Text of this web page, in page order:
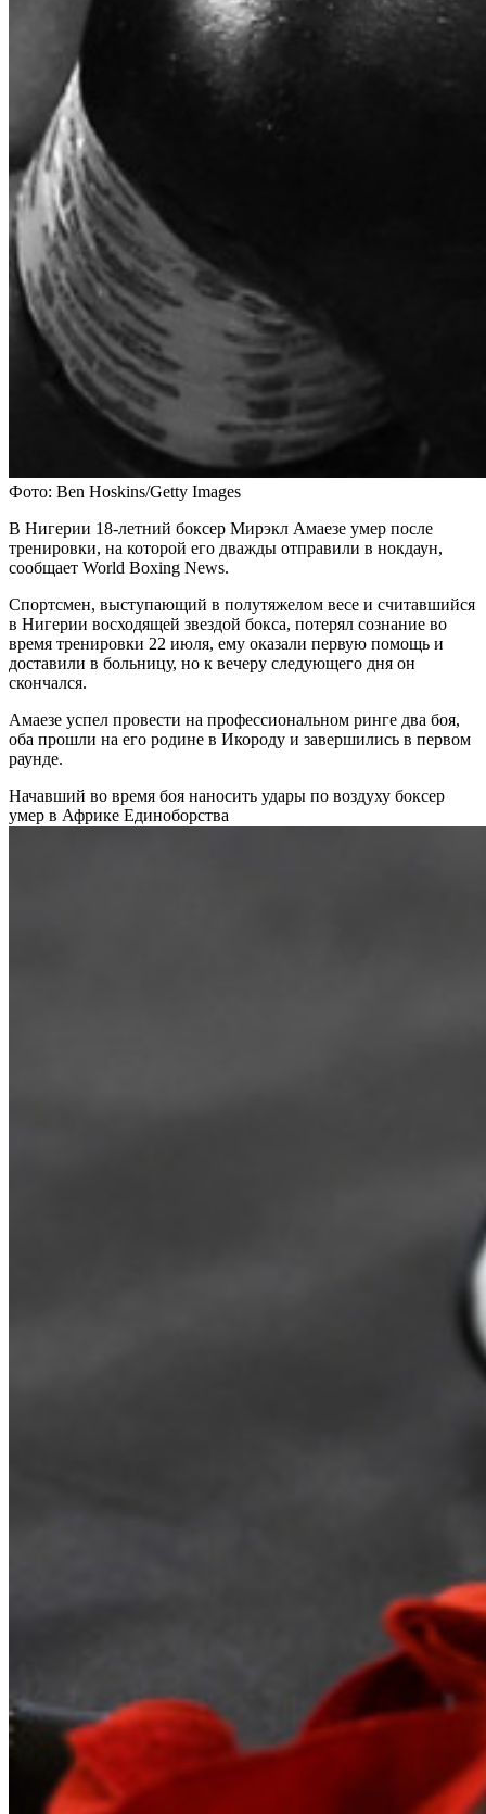
Фото: Ben Hoskins/Getty Images
В Нигерии 18-летний боксер Мирэкл Амаезе умер после
тренировки, на которой его дважды отправили в нокдаун,
сообщает World Boxing News.
Спортсмен, выступающий в полутяжелом весе и считавшийся
в Нигерии восходящей звездой бокса, потерял сознание во
время тренировки 22 июля, ему оказали первую помощь и
доставили в больницу, но к вечеру следующего дня он
скончался.
Амаезе успел провести на профессиональном ринге два боя,
оба прошли на его родине в Икороду и завершились в первом
раунде.
Начавший во время боя наносить удары по воздуху боксер
умер в Африке Единоборства